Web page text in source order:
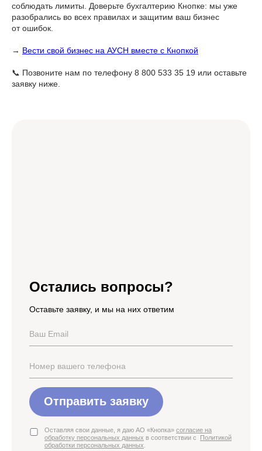
соблюдать лимиты. Доверьте бухгалтерию Кнопке: мы уже
разобрались во всех правилах и защитим ваш бизнес
от ошибок.
→ Вести свой бизнес на АУСН вместе с Кнопкой
📞 Позвоните нам по телефону 8 800 533 35 19 или оставьте
заявку ниже.
Остались вопросы?
Оставьте заявку, и мы на них ответим
Отправить заявку
Оставляя свои данные, я даю АО «Кнопка» согласие на
обработку персональных данных в соответствии с Политикой
обработки персональных данных